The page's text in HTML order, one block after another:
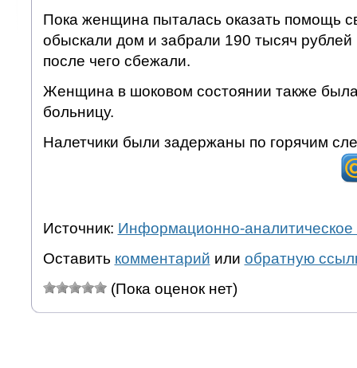
Пока женщина пыталась оказать помощь
обыскали дом и забрали 190 тысяч
после чего сбежали.
Женщина в шоковом состоянии также
больницу.
Налетчики были задержаны по горячим
Источник: Информационно-аналитическое
Оставить комментарий или обратную
(Пока оценок нет)